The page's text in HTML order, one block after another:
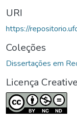
URI
https://
Coleções
Dissertações em
Licença